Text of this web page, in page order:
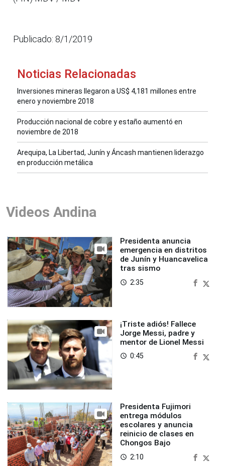
Publicado: 8/1/2019
Noticias Relacionadas
Inversiones mineras llegaron a US$ 4,181 millones entre
enero y noviembre 2018
Producción nacional de cobre y estaño aumentó en
noviembre de 2018
Arequipa, La Libertad, Junín y Áncash mantienen liderazgo
en producción metálica
Videos Andina
Presidenta anuncia
emergencia en distritos
de Junín y Huancavelica
tras sismo
access_time 2:35
¡Triste adiós! Fallece
Jorge Messi, padre y
mentor de Lionel Messi
access_time 0:45
Presidenta Fujimori
entrega módulos
escolares y anuncia
reinicio de clases en
Chongos Bajo
access_time 2:10